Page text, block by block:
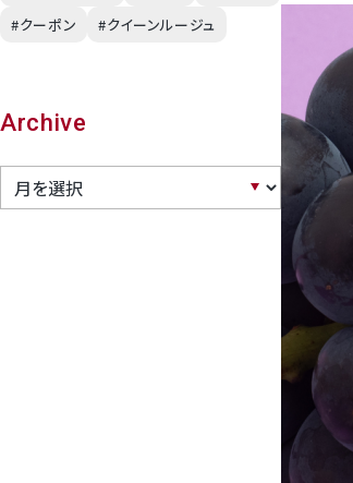
神紅ぶどう
マスクメロンと季節のフルーツ詰合せ
#クーポン
#クイーンルージュ
Archive